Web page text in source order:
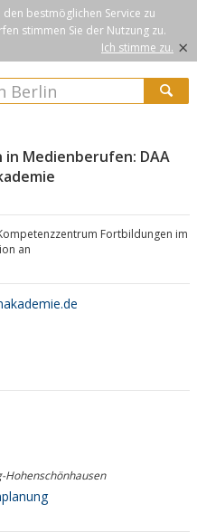
bestmöglichen Service zu
stimmen Sie der Nutzung zu.
Ich stimme zu. ×
Medienberufen: DAA
Fortbildungen im
an
Hohenschönhausen